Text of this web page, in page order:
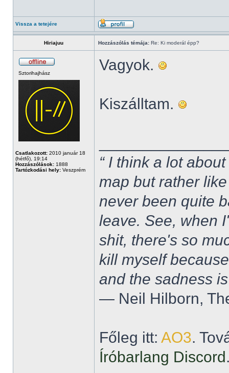
Vissza a tetejére
Hiriajuu Hozzászólás témája: Re: Ki moderál épp?
Sztorihajhász
Csatlakozott: 2010 január 18
(hétfő), 19:14
Hozzászólások: 1888
Tartózkodási hely: Veszprém
Vagyok.
Kiszálltam.
“ I think a lot
map but rather
never been quite
leave. See, when
shit, there's so
kill myself
and the sadness
― Neil Hilborn,
Főleg itt: AO3.
Íróbarlang Discord